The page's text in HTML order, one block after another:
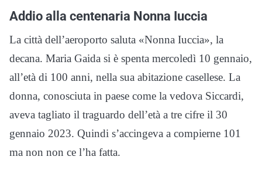
Addio alla centenaria Nonna Iuccia
La città dell’aeroporto saluta «Nonna Iuccia», la
decana. Maria Gaida si è spenta mercoledì 10 gennaio,
all’età di 100 anni, nella sua abitazione casellese. La
donna, conosciuta in paese come la vedova Siccardi,
aveva tagliato il traguardo dell’età a tre cifre il 30
gennaio 2023. Quindi s’accingeva a compierne 101
ma non non ce l’ha fatta.